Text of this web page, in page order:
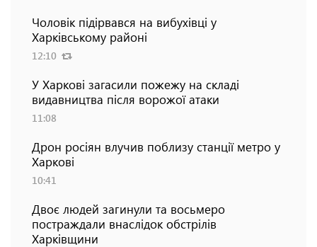
Чоловік підірвався на вибухівці у
Харківському районі
12:10
У Харкові загасили пожежу на складі
видавництва після ворожої атаки
11:08
Дрон росіян влучив поблизу станції метро у
Харкові
10:41
Двоє людей загинули та восьмеро
постраждали внаслідок обстрілів
Харківщини